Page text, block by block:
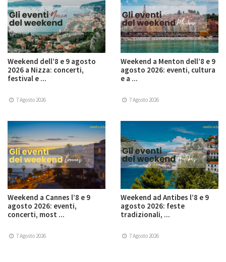
Weekend dell’8 e 9 agosto
2026 a Nizza: concerti,
festival e ...
7 Agosto 2026
Weekend a Menton dell’8 e 9
agosto 2026: eventi, cultura
e a ...
7 Agosto 2026
Weekend a Cannes l’8 e 9
agosto 2026: eventi,
concerti, most ...
7 Agosto 2026
Weekend ad Antibes l’8 e 9
agosto 2026: feste
tradizionali, ...
7 Agosto 2026